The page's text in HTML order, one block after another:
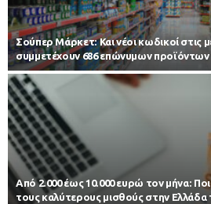
Σούπερ Μάρκετ: Και νέοι κωδικοί στις
συμμετέχουν 686 επώνυμων προϊόντων
Από 2.000 έως 10.000 ευρώ τον μήνα:
τους καλύτερους μισθούς στην Ελλάδα